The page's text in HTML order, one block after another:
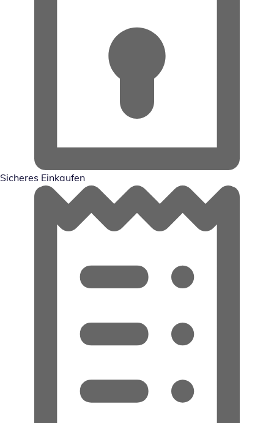
Sicheres Einkaufen